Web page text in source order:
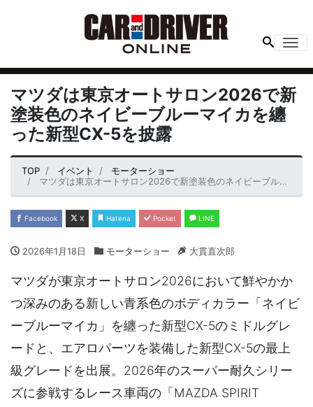
マツダは東京オートサロン2026で新
塗装色のネイビーブルーマイカを纏
った新型CX-5を披露
TOP イベント
モーターショー
マツダは東京オートサロン2026で新塗装色のネイビーブルーマイカを纏った新型CX-5を披露
Facebook X Hatena Pocket LINE
2026年1月18日 モーターショー 大貫直次郎
マツダが東京オートサロン2026において鮮やかか
つ深みのある新しい青系色のボディカラー「ネイビ
ーブルーマイカ」を纏った新型CX-5のミドルグレ
ードと、エアロパーツを装備した新型CX-5の最上
級グレードを出展。2026年のスーパー耐久シリー
ズに参戦するレース車両の「MAZDA SPIRIT